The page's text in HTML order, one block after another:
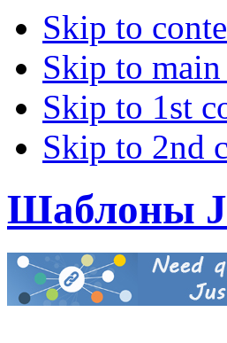
Skip to
Skip to
Skip to 1st
Skip to 2nd
Шаблоны